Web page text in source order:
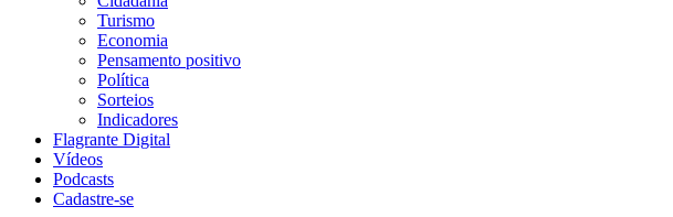
Turismo
Economia
Pensamento positivo
Política
Sorteios
Indicadores
Flagrante Digital
Vídeos
Podcasts
Cadastre-se